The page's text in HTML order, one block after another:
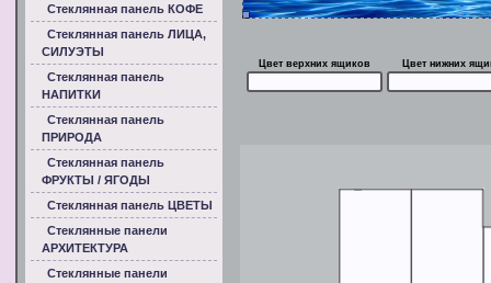
Цвет верхних ящиков Цвет нижних
Стеклянная панель КОФЕ
Стеклянная панель ЛИЦА,
СИЛУЭТЫ
Стеклянная панель
НАПИТКИ
Стеклянная панель
ПРИРОДА
Стеклянная панель
ФРУКТЫ / ЯГОДЫ
Стеклянная панель ЦВЕТЫ
Стеклянные панели
АРХИТЕКТУРА
Стеклянные панели